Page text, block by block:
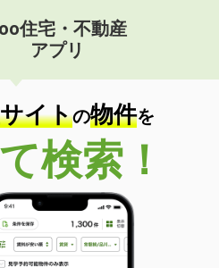
住宅・不動産
アプリ
イトの物件を
検索！